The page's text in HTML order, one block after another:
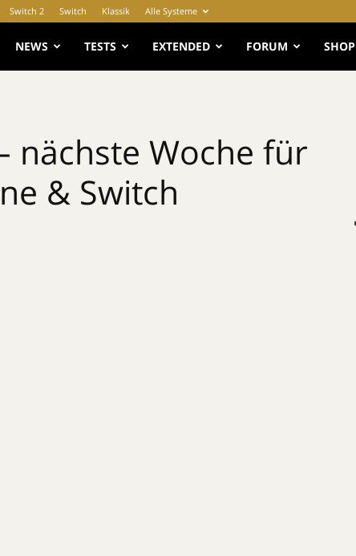
Switch 2 Switch Klassik Alle Systeme
MANIAC.de
NEWS TESTS EXTENDED FORUM SHOP
nächste Woche für
& Switch